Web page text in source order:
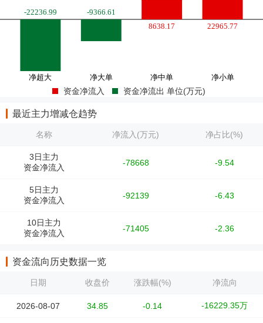
资金净流入 资金净流出 单位(万元)
最近主力增减仓趋势
名称 净流入(万元) 净占比(%)
3日主力
资金净流入
-78668 -9.54
5日主力
资金净流入
-92139 -6.43
10日主力
资金净流入
-71405 -2.36
资金流向历史数据一览
日期 收盘价 涨跌幅(%) 净流向
2026-08-07 34.85 -0.14 -16229.35万